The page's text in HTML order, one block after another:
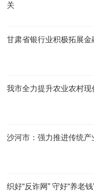
关
甘肃省银行业积极拓展金
我市全力提升农业农村现
沙河市：强力推进传统产
织好“反诈网” 守好“养老钱